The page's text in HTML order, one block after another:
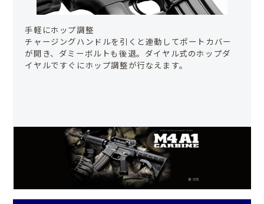
手軽にホップ調整
チャージングハンドルを引くと連動してポートカバー
が開き、ダミーボルトも後退。ダイヤル式のホップダ
イヤルですぐにホップ調整が行なえます。